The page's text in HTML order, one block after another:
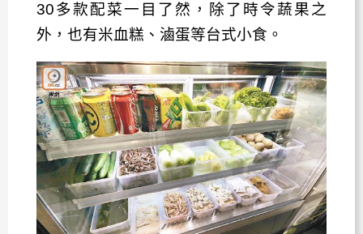
30多款配菜一目了然，除了時令蔬果之
外，也有米血糕、滷蛋等台式小食。